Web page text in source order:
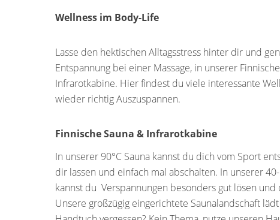
Wellness im Body-Life
Lasse den hektischen Alltagsstress hinter dir und
Entspannung bei einer Massage, in unserer
Infrarotkabine. Hier findest du viele interessante
wieder richtig Auszuspannen.
Finnische Sauna & Infrarotkabine
In unserer 90°C Sauna kannst du dich vom Sport
dir lassen und einfach mal abschalten. In unserer
kannst du Verspannungen besonders gut lösen
Unsere großzügig eingerichtete Saunalandschaft